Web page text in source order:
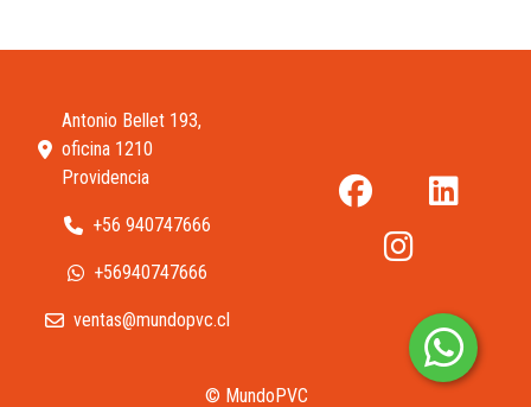
Antonio Bellet 193,
oficina 1210
Providencia
+56 940747666
+56940747666
ventas@mundopvc.cl
© MundoPVC